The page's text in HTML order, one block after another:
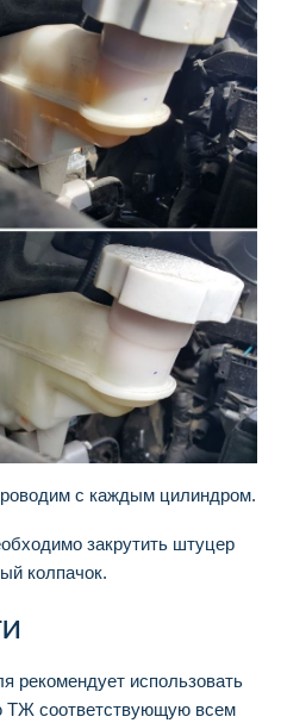
с каждым цилиндром.
закрутить штуцер
колпачок.
рекомендует использовать
ТЖ соответствующую всем